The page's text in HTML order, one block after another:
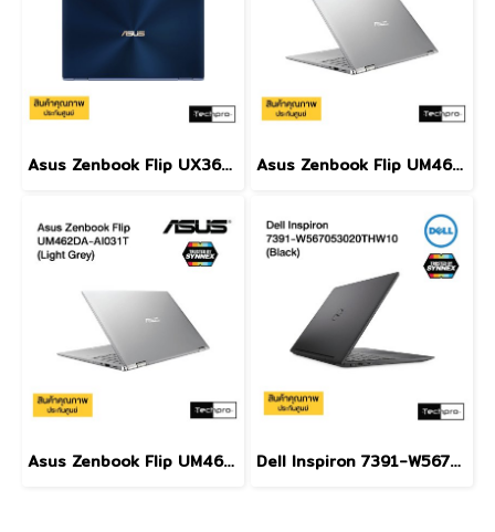
Asus Zenbook Flip UX362FA-EL221T (Royal Blue) Asus Zenbook Flip UM462DA-AI048T (Light Grey)
Asus Zenbook Flip UM462DA-AI031T (Light Grey) Dell Inspiron 7391-W567053020THW10 (Black)